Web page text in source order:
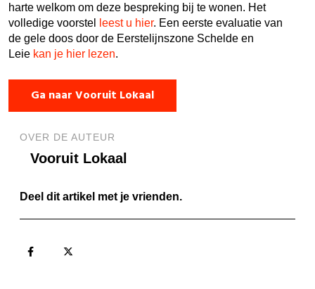
harte welkom om deze bespreking bij te wonen. Het
volledige voorstel
leest u hier. Een eerste evaluatie van
de gele doos door de Eerstelijnszone Schelde en
Leie kan je hier lezen.
Ga naar Vooruit Lokaal
OVER DE AUTEUR
Vooruit Lokaal
Deel dit artikel met je vrienden.